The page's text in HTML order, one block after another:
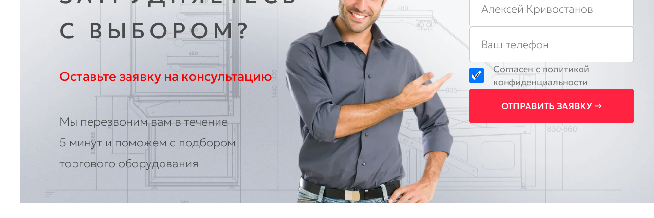
С ВЫБОРОМ?
Оставьте заявку на консультацию
Мы перезвоним вам в течение
5 минут и поможем с подбором
торгового оборудования
Согласен с политикой
конфиденциальности
ОТПРАВИТЬ ЗАЯВКУ →